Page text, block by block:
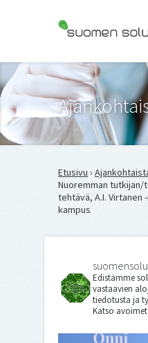
Suomen Solubiologit
Etusivu ›
Nuoremman
tehtävä, A.I. Virtanen
kampus
Edistämme
vastaavien
tiedotusta ja
Katso